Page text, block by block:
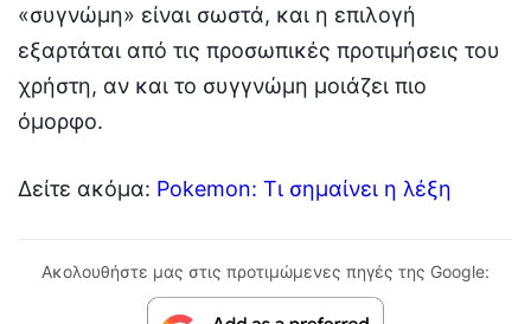
«συγνώμη» είναι σωστά, και η επιλογή
εξαρτάται από τις προσωπικές προτιμήσεις του
χρήστη, αν και το συγγνώμη μοιάζει πιο
όμορφο.
Δείτε ακόμα: Pokemon: Τι σημαίνει η λέξη
Ακολουθήστε μας στις προτιμώμενες πηγές της Google: